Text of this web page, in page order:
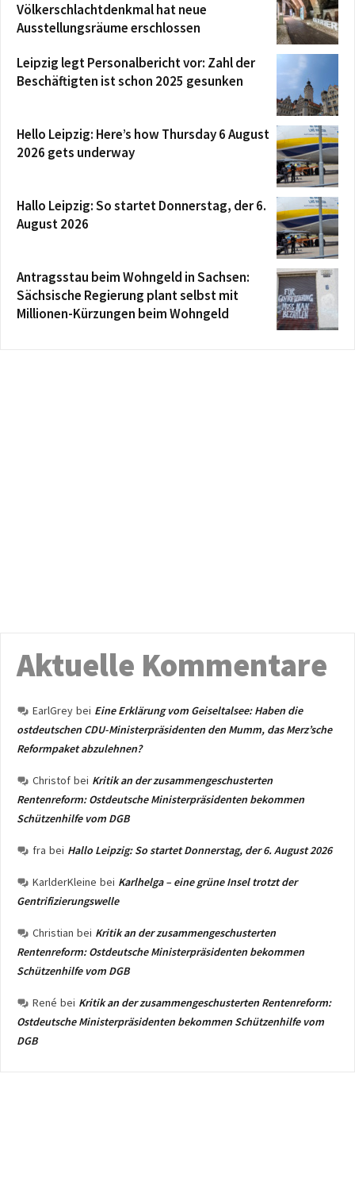
Völkerschlachtdenkmal hat neue
Ausstellungsräume erschlossen
Leipzig legt Personalbericht vor: Zahl der
Beschäftigten ist schon 2025 gesunken
Hello Leipzig: Here’s how Thursday 6 August
2026 gets underway
Hallo Leipzig: So startet Donnerstag, der 6.
August 2026
Antragsstau beim Wohngeld in Sachsen:
Sächsische Regierung plant selbst mit
Millionen-Kürzungen beim Wohngeld
Aktuelle Kommentare
EarlGrey bei Eine Erklärung vom Geiseltalsee: Haben die
ostdeutschen CDU-Ministerpräsidenten den Mumm, das Merz’sche
Reformpaket abzulehnen?
Christof bei Kritik an der zusammengeschusterten
Rentenreform: Ostdeutsche Ministerpräsidenten bekommen
Schützenhilfe vom DGB
fra bei Hallo Leipzig: So startet Donnerstag, der 6. August 2026
KarlderKleine bei Karlhelga – eine grüne Insel trotzt der
Gentrifizierungswelle
Christian bei Kritik an der zusammengeschusterten
Rentenreform: Ostdeutsche Ministerpräsidenten bekommen
Schützenhilfe vom DGB
René bei Kritik an der zusammengeschusterten Rentenreform:
Ostdeutsche Ministerpräsidenten bekommen Schützenhilfe vom
DGB